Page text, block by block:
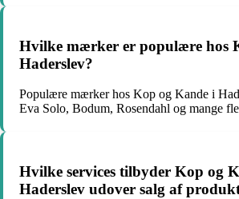
Hvilke mærker er populære hos
Haderslev?
Populære mærker hos Kop og Kande i
Eva Solo, Bodum, Rosendahl og mange
Hvilke services tilbyder Kop og
Haderslev udover salg af